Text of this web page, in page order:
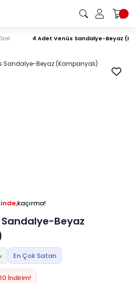
4 Adet Venüs Sandalye-Beyaz
kaçırma!
Beyaz
En Çok Satan
İndirim!